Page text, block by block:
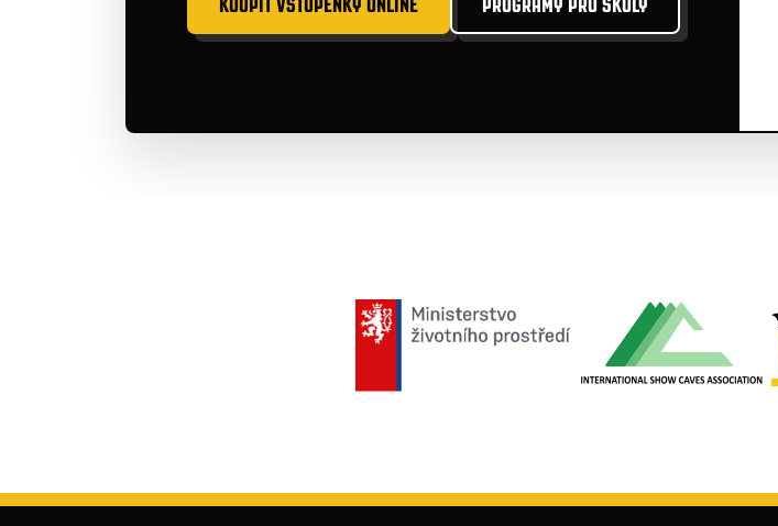
KOUPIT VSTUPENKY ONLINE PROGRAMY PRO ŠKOLY